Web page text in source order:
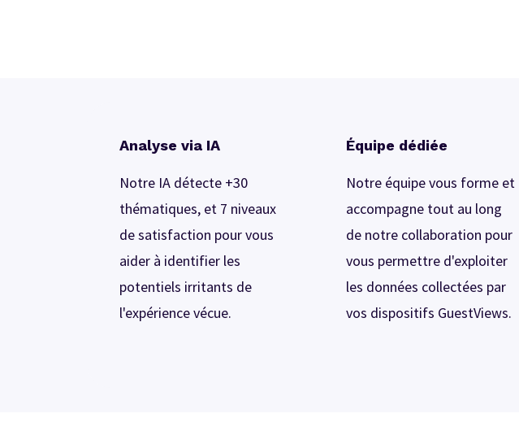
Analyse via IA
Notre IA détecte +30
thématiques, et 7 niveaux
de satisfaction pour vous
aider à identifier les
potentiels irritants de
l'expérience vécue.
Équipe dédiée
Notre équipe vous forme et
accompagne tout au long
de notre collaboration pour
vous permettre d'exploiter
les données collectées par
vos dispositifs GuestViews.